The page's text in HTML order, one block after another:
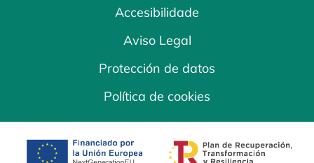
Accesibilidade
Aviso Legal
Protección de datos
Política de cookies
opens in a new tab opens in a new